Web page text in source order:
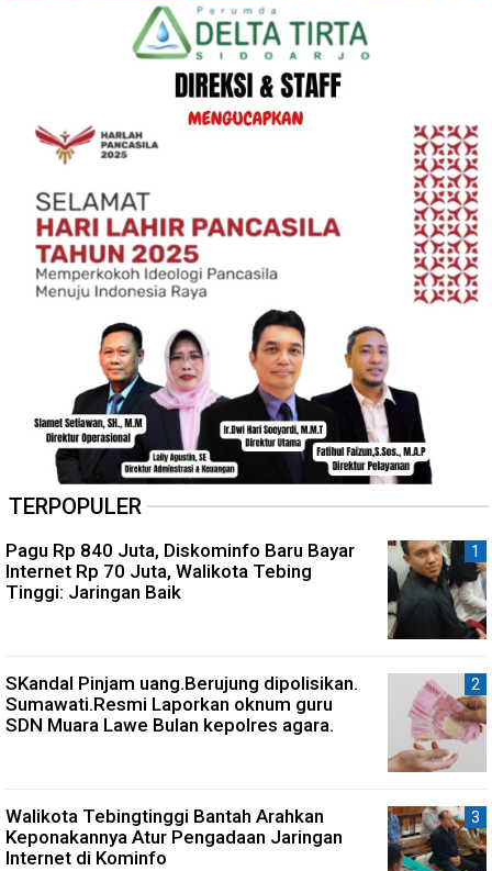
TERPOPULER
Pagu Rp 840 Juta, Diskominfo Baru Bayar
Internet Rp 70 Juta, Walikota Tebing
Tinggi: Jaringan Baik
SKandal Pinjam uang.Berujung dipolisikan.
Sumawati.Resmi Laporkan oknum guru
SDN Muara Lawe Bulan kepolres agara.
Walikota Tebingtinggi Bantah Arahkan
Keponakannya Atur Pengadaan Jaringan
Internet di Kominfo